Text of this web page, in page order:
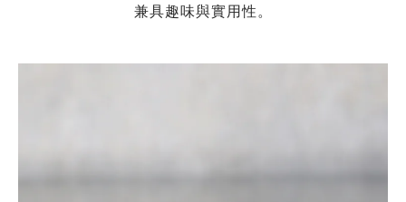
兼具趣味與實用性。